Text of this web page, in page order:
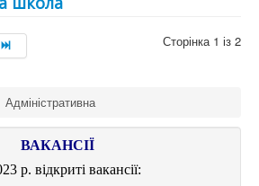
Сторінка 1 із 2
Адміністративна
ВАКАНСІЇ
р. відкриті вакансії: